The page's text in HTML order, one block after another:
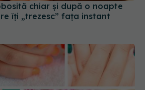
chiar și după o noapte
îți „trezesc” fața instant